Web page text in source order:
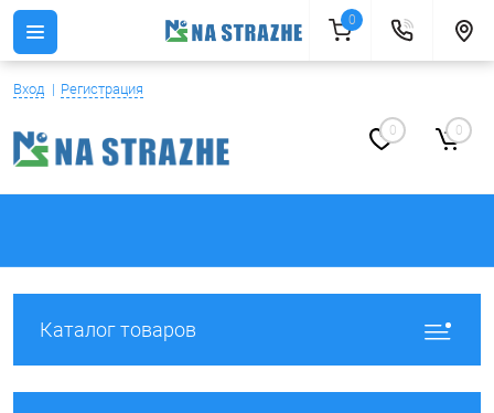
Вход Регистрация
0 0
Каталог товаров
0